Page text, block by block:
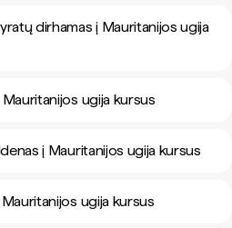
dirhamas į Mauritanijos ugija
ugija kursus
į Mauritanijos ugija kursus
ugija kursus